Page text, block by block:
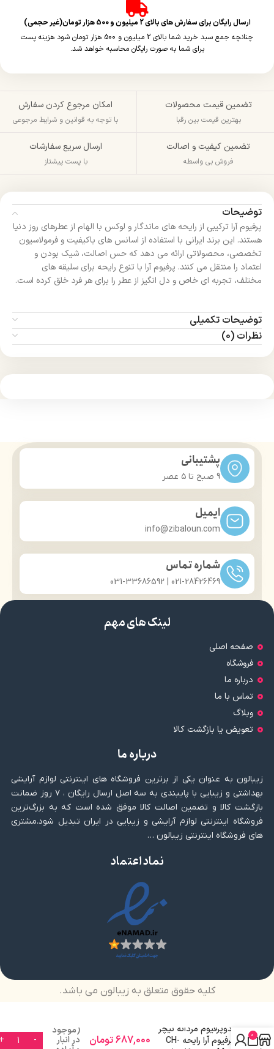
ارسال رایگان برای سفارش های بالای 2 میلیون و 500 هزار تومان(غیر حجمی)
چنانچه جمع سبد خرید شما بالای 2 میلیون و 500 هزار تومان شود هزینه پست
برای شما به صورت رایگان محاسبه خواهد شد.
تضمین قیمت محصولات
بهترین قیمت بین رقبا
امکان مرجوع کردن سفارش
با توجه به قوانین و شرایط مرجوعی
تضمین کیفیت و اصالت
فروش بی واسطه
ارسال سریع سفارشات
با پست پیشتاز
توضیحات
پرفیوم آرا ترکیبی از رایحه‌ های ماندگار و لوکس با الهام از عطرهای روز دنیا
هستند. این برند ایرانی با استفاده از اسانس‌ های باکیفیت و فرمولاسیون
تخصصی، محصولاتی ارائه می‌ دهد که حس اصالت، شیک‌ بودن و
اعتماد را منتقل می‌ کنند. پرفیوم آرا با تنوع رایحه‌ برای سلیقه‌ های
مختلف، تجربه‌ ای خاص و دل‌ انگیز از عطر را برای هر فرد خلق کرده است.
توضیحات تکمیلی
نظرات (0)
پشتیبانی
9 صبح تا ۵ عصر
ایمیل
info@zibaloun.com
شماره تماس
021-28426469 | 031-33686592
لینک های مهم
صفحه اصلی
فروشگاه
درباره ما
تماس با ما
وبلاگ
تعویض یا بازگشت کالا
درباره ما
زیبالون به عنوان یکی از برترین فروشگاه های اینترنتی لوازم آرایشی
بهداشتی و زیبایی با پایبندی به سه اصل ارسال رایگان ، ۷ روز ضمانت
بازگشت کالا و تضمین اصالت کالا موفق شده است که به بزرگ‌ترین
فروشگاه اینترنتی لوازم آرایشی و زیبایی در ایران تبدیل شود.مشتری
های فروشگاه اینترنتی زیبالون …
نماد اعتماد
کلیه حقوق متعلق به زیبالون می باشد.
ادوپرفیوم مردانه نیچر
پرفیوم آرا رایحه CH-
687,000تومان
(موجود
در انبار 0